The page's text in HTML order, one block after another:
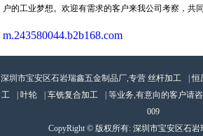
户的工业梦想。欢迎有需求的客户来我公司考察，共
m.243580044.b2b168.com
深圳市宝安区石岩瑞鑫五金制品厂,专营 丝杆加工 |恒
工
| 叶轮 | 车铣复合加工 | 等业务,有意向的客户请
009
CopyRight © 版权所有: 深圳市宝安区石岩